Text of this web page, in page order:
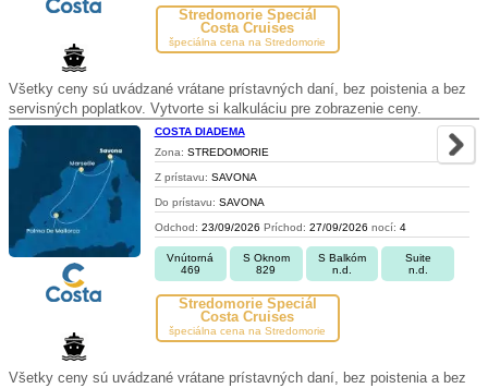
Stredomorie Špeciál
Costa Cruises
špeciálna cena na Stredomorie
Všetky ceny sú uvádzané vrátane prístavných daní, bez poistenia a bez
servisných poplatkov. Vytvorte si kalkuláciu pre zobrazenie ceny.
COSTA DIADEMA
Zona: STREDOMORIE
Z prístavu: SAVONA
Do prístavu: SAVONA
Odchod: 23/09/2026 Príchod: 27/09/2026 nocí: 4
Vnútorná
469
S Oknom
829
S Balkóm
n.d.
Suite
n.d.
Stredomorie Špeciál
Costa Cruises
špeciálna cena na Stredomorie
Všetky ceny sú uvádzané vrátane prístavných daní, bez poistenia a bez